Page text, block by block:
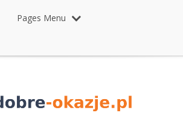
Pages Menu